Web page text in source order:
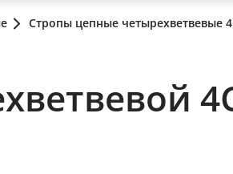
Стропы цепные четырехветвевые